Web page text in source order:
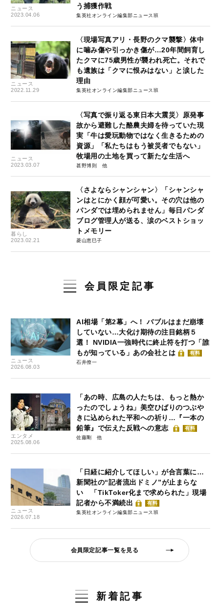
ニュース
2023.04.06
う捕獲作戦
集英社オンライン編集部ニュース班
ニュース
2022.11.29
〈現場写真アリ・長野のクマ襲撃〉体中
に噛み傷や引っかき傷が…20年間飼育し
たクマに75歳男性が襲われ死亡。それで
も遺族は「クマに恨みはない」と涙した
理由
集英社オンライン編集部ニュース班
ニュース
2023.03.07
〈写真で振り返る東日本大震災〉原発事
故から避難した酪農夫婦を待っていた現
実「牛は愛玩動物ではなく生きるための
資源」「私たちはもう被災者でもない」
牧場用の土地を買って新たな生活へ
甚野博則
暮らし
2023.02.21
〈さよならシャンシャン〉「シャンシャ
ンはとにかく顔が可愛い。その穴は他の
パンダでは埋められません」毎日パンダ
ブログ管理人が送る、涙のベストショッ
トメモリー
菱山恵巳子
会員限定記事
ニュース
2026.08.03
AI相場「第2幕」へ！ バブルはまだ崩壊
していない…大化け期待の注目銘柄５
選！ NVIDIA一強時代に終止符を打つ「誰
もが知っている」あの会社とは
有料
石井僚一
エンタメ
2025.08.06
「あの時、広島の人たちは、もっと熱か
ったのでしょうね」美空ひばりのつぶや
きに込められた平和への祈り…『一本の
鉛筆』で伝えた反戦への意志
有料
佐藤剛
ニュース
2026.07.18
「日経に紹介してほしい」が合言葉に…
新聞社の“記者流出ドミノ”が止まらな
い 「TikToker化まで求められた」現場
記者から不満続出
有料
集英社オンライン編集部ニュース班
会員限定記事一覧を見る
新着記事